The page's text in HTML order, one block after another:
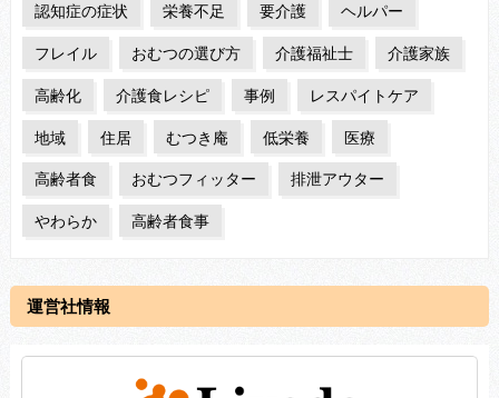
認知症の症状 栄養不足 要介護 ヘルパー
フレイル おむつの選び方 介護福祉士 介護家族
高齢化 介護食レシピ 事例 レスパイトケア
地域 住居 むつき庵 低栄養 医療
高齢者食 おむつフィッター 排泄アウター
やわらか 高齢者食事
運営社情報